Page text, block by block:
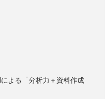
よる「分析力＋資料作成